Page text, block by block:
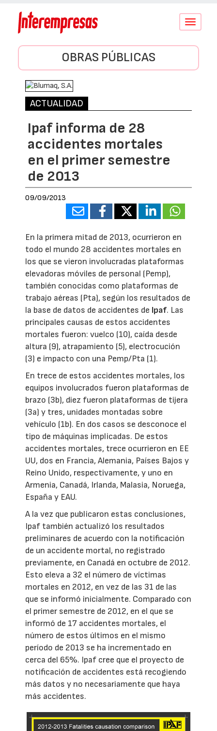
Conmutar
OBRAS PÚBLICAS
ACTUALIDAD
Ipaf informa de 28
accidentes mortales
en el primer semestre
de 2013
09/09/2013
En la primera mitad de 2013, ocurrieron en
todo el mundo 28 accidentes mortales en
los que se vieron involucradas plataformas
elevadoras móviles de personal (Pemp),
también conocidas como plataformas de
trabajo aéreas (Pta), según los resultados de
la base de datos de accidentes de Ipaf. Las
principales causas de estos accidentes
mortales fueron: vuelco (10), caída desde
altura (9), atrapamiento (5), electrocución
(3) e impacto con una Pemp/Pta (1).
En trece de estos accidentes mortales, los
equipos involucrados fueron plataformas de
brazo (3b), diez fueron plataformas de tijera
(3a) y tres, unidades montadas sobre
vehículo (1b). En dos casos se desconoce el
tipo de máquinas implicadas. De estos
accidentes mortales, trece ocurrieron en EE
UU, dos en Francia, Alemania, Países Bajos y
Reino Unido, respectivamente, y uno en
Armenia, Canadá, Irlanda, Malasia, Noruega,
España y EAU.
A la vez que publicaron estas conclusiones,
Ipaf también actualizó los resultados
preliminares de acuerdo con la notificación
de un accidente mortal, no registrado
previamente, en Canadá en octubre de 2012.
Esto eleva a 32 el número de víctimas
mortales en 2012, en vez de las 31 de las
que se informó inicialmente. Comparado con
el primer semestre de 2012, en el que se
informó de 17 accidentes mortales, el
número de estos últimos en el mismo
período de 2013 se ha incrementado en
cerca del 65%. Ipaf cree que el proyecto de
notificación de accidentes está recogiendo
más datos y no necesariamente que haya
más accidentes.